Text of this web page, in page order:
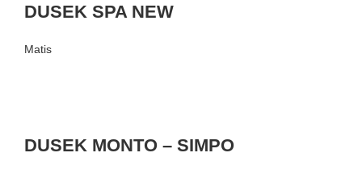
DUSEK SPA NEW
Matis
DUSEK MONTO – SIMPO